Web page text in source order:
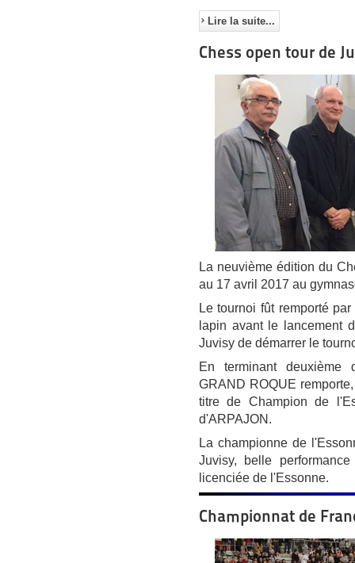
Lire la suite...
Chess open tour de
La neuvième édition du
au 17 avril 2017 au
Le tournoi fût remporté
lapin avant le lancement
Juvisy de démarrer le
En terminant deuxième
GRAND ROQUE
titre de Champion de
d'ARPAJON.
La championne de
Juvisy, belle
licenciée de l'Essonne.
Championnat de